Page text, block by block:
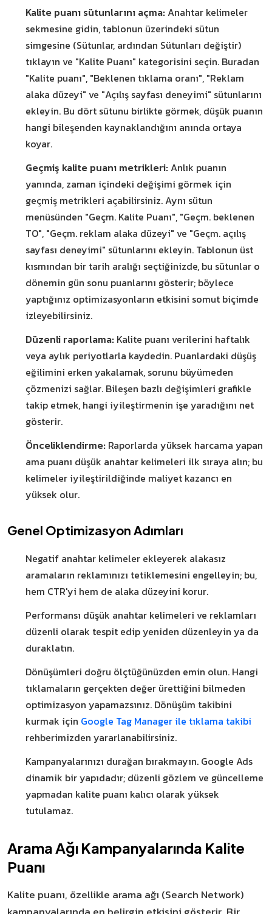
Kalite puanı sütunlarını açma:Anahtar kelimeler
sekmesine gidin, tablonun üzerindeki sütun
simgesine (Sütunlar, ardından Sütunları değiştir)
tıklayın ve "Kalite Puanı" kategorisini seçin. Buradan
"Kalite puanı", "Beklenen tıklama oranı", "Reklam
alaka düzeyi" ve "Açılış sayfası deneyimi" sütunlarını
ekleyin. Bu dört sütunu birlikte görmek, düşük puanın
hangi bileşenden kaynaklandığını anında ortaya
koyar.
Geçmiş kalite puanı metrikleri:Anlık puanın
yanında, zaman içindeki değişimi görmek için
geçmiş metrikleri açabilirsiniz. Aynı sütun
menüsünden "Geçm. Kalite Puanı", "Geçm. beklenen
TO", "Geçm. reklam alaka düzeyi" ve "Geçm. açılış
sayfası deneyimi" sütunlarını ekleyin. Tablonun üst
kısmından bir tarih aralığı seçtiğinizde, bu sütunlar o
dönemin gün sonu puanlarını gösterir; böylece
yaptığınız optimizasyonların etkisini somut biçimde
izleyebilirsiniz.
Düzenli raporlama: Kalite puanı verilerini haftalık
veya aylık periyotlarla kaydedin. Puanlardaki düşüş
eğilimini erken yakalamak, sorunu büyümeden
çözmenizi sağlar. Bileşen bazlı değişimleri grafikle
takip etmek, hangi iyileştirmenin işe yaradığını net
gösterir.
Önceliklendirme: Raporlarda yüksek harcama yapan
ama puanı düşük anahtar kelimeleri ilk sıraya alın; bu
kelimeler iyileştirildiğinde maliyet kazancı en
yüksek olur.
Genel Optimizasyon Adımları
Negatif anahtar kelimeler ekleyerek alakasız
aramaların reklamınızı tetiklemesini engelleyin; bu,
hem CTR'yi hem de alaka düzeyini korur.
Performansı düşük anahtar kelimeleri ve reklamları
düzenli olarak tespit edip yeniden düzenleyin ya da
duraklatın.
Dönüşümleri doğru ölçtüğünüzden emin olun. Hangi
tıklamaların gerçekten değer ürettiğini bilmeden
optimizasyon yapamazsınız. Dönüşüm takibini
kurmak için Google Tag Manager ile tıklama takibi
rehberimizden yararlanabilirsiniz.
Kampanyalarınızı durağan bırakmayın. Google Ads
dinamik bir yapıdadır; düzenli gözlem ve güncelleme
yapmadan kalite puanı kalıcı olarak yüksek
tutulamaz.
Arama Ağı Kampanyalarında Kalite
Puanı
Kalite puanı, özellikle arama ağı (Search Network)